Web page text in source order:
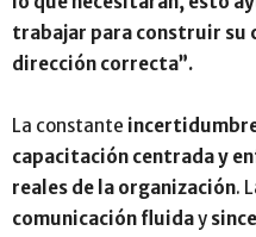
trabajar para construir su
dirección correcta”.
La constante
capacitación centrada y
reales de la organización.
comunicación fluiday